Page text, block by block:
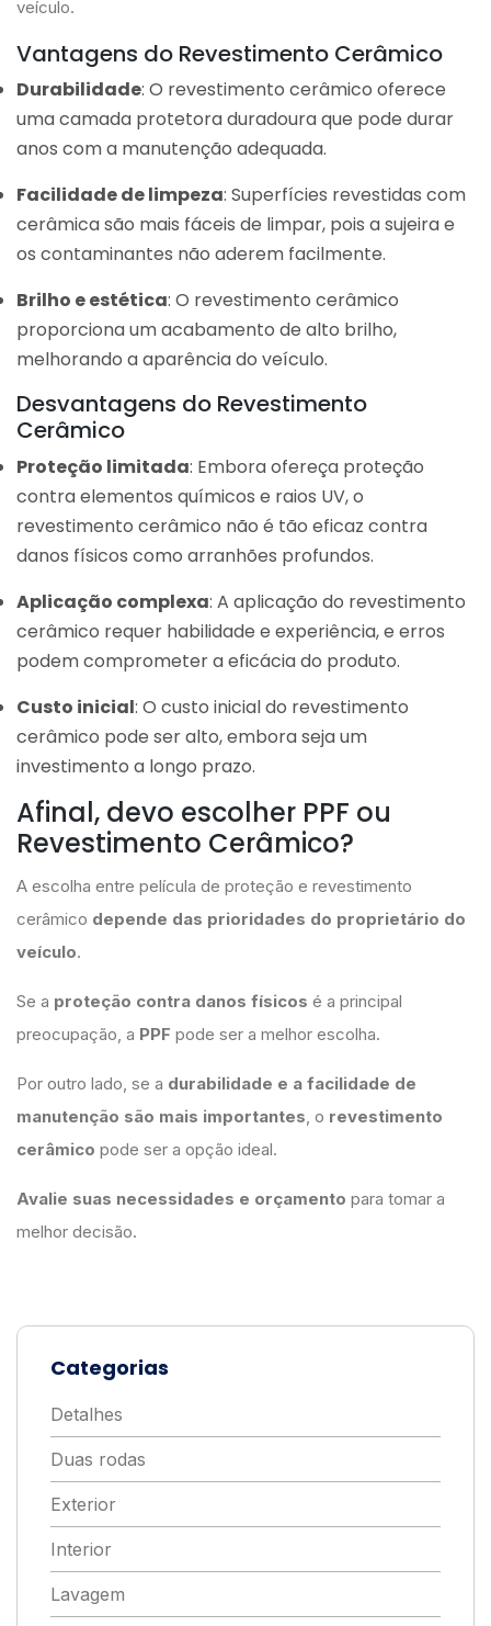
veículo.
Vantagens do Revestimento Cerâmico
Durabilidade: O revestimento cerâmico oferece
uma camada protetora duradoura que pode durar
anos com a manutenção adequada.
Facilidade de limpeza: Superfícies revestidas com
cerâmica são mais fáceis de limpar, pois a sujeira e
os contaminantes não aderem facilmente.
Brilho e estética: O revestimento cerâmico
proporciona um acabamento de alto brilho,
melhorando a aparência do veículo.
Desvantagens do Revestimento
Cerâmico
Proteção limitada: Embora ofereça proteção
contra elementos químicos e raios UV, o
revestimento cerâmico não é tão eficaz contra
danos físicos como arranhões profundos.
Aplicação complexa: A aplicação do revestimento
cerâmico requer habilidade e experiência, e erros
podem comprometer a eficácia do produto.
Custo inicial: O custo inicial do revestimento
cerâmico pode ser alto, embora seja um
investimento a longo prazo.
Afinal, devo escolher PPF ou
Revestimento Cerâmico?
A escolha entre película de proteção e revestimento
cerâmico depende das prioridades do proprietário do
veículo.
Se a proteção contra danos físicos é a principal
preocupação, a PPF pode ser a melhor escolha.
Por outro lado, se a durabilidade e a facilidade de
manutenção são mais importantes , o revestimento
cerâmico pode ser a opção ideal.
Avalie suas necessidades e orçamento para tomar a
melhor decisão.
Categorias
Detalhes
Duas rodas
Exterior
Interior
Lavagem